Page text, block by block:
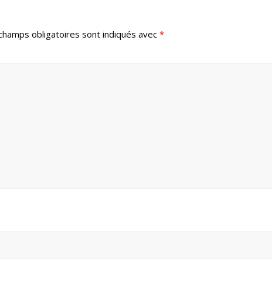
obligatoires sont indiqués avec *